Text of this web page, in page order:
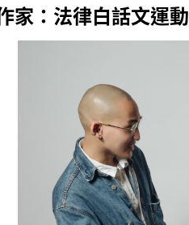
家：法律白話文運動